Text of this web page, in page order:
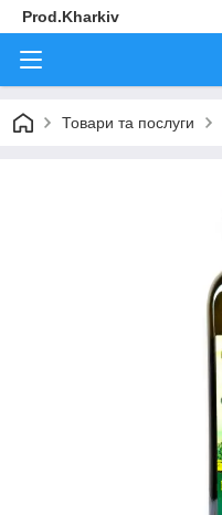
Prod.Kharkiv
Товари та послуги